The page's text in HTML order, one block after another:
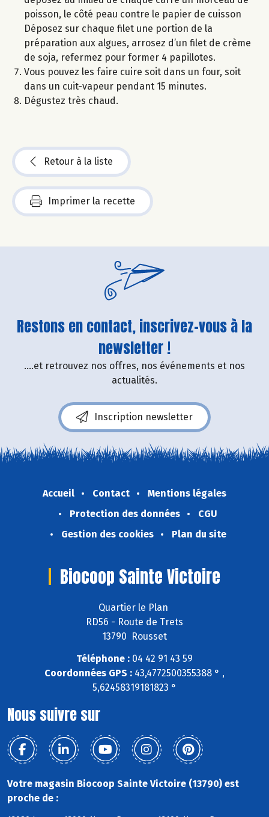
poisson, le côté peau contre le papier de cuisson
Déposez sur chaque filet une portion de la
préparation aux algues, arrosez d’un filet de crème
de soja, refermez pour former 4 papillotes.
Vous pouvez les faire cuire soit dans un four, soit
dans un cuit-vapeur pendant 15 minutes.
Dégustez très chaud.
Retour à la liste
Imprimer la recette
Restons en contact, inscrivez-vous à la
newsletter !
....et retrouvez nos offres, nos événements et nos
actualités.
Inscription newsletter
Accueil Contact
Mentions légales
Protection des données
CGU
Gestion des cookies
Plan du site
Biocoop Sainte Victoire
Quartier le Plan
RD56 - Route de Trets
13790 Rousset
Téléphone : 04 42 91 43 59
Coordonnées GPS : 43,4772500355388 ° ,
5,62458319181823 °
Nous suivre sur
Votre magasin Biocoop Sainte Victoire (13790) est
proche de :